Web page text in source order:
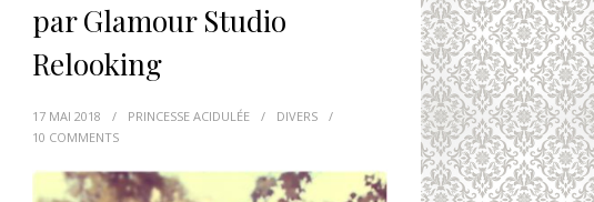
par Glamour Studio
Relooking
17 MAI 2018 / PRINCESSE ACIDULÉE / DIVERS
/
10 COMMENTS